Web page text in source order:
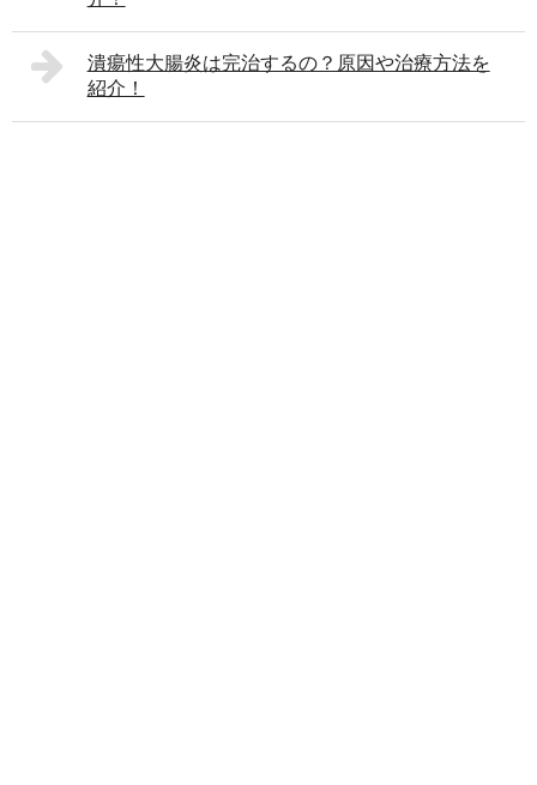
潰瘍性大腸炎は完治するの？原因や治療方法を
紹介！